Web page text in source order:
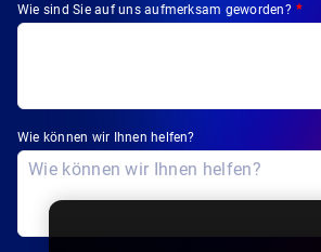
Wie sind Sie auf uns aufmerksam geworden? *
Wie können wir Ihnen helfen?